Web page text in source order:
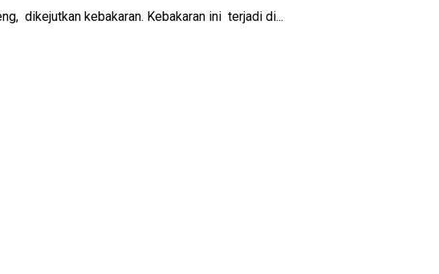
dikejutkan kebakaran. Kebakaran ini terjadi di...